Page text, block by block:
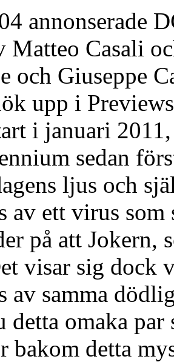
annonserade
Matteo Casali
och Giuseppe
upp i
i januari
sedan
ljus och
av ett virus som
på att
visar sig dock
av samma
detta omaka par
bakom detta